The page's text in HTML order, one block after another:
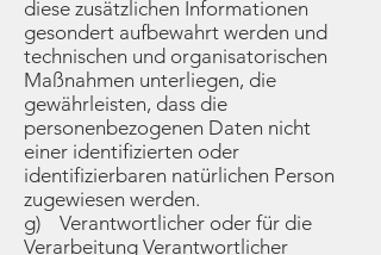
diese zusätzlichen Informationen
gesondert aufbewahrt werden und
technischen und organisatorischen
Maßnahmen unterliegen, die
gewährleisten, dass die
personenbezogenen Daten nicht
einer identifizierten oder
identifizierbaren natürlichen Person
zugewiesen werden.
g) Verantwortlicher oder für die
Verarbeitung Verantwortlicher